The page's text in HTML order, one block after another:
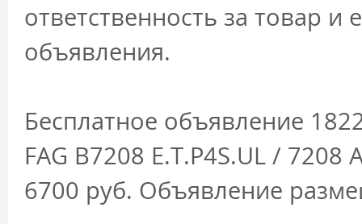
ответственность за товар и
объявления.
Бесплатное объявление
FAG B7208 E.T.P4S.UL / 7208
6700 руб. Объявление